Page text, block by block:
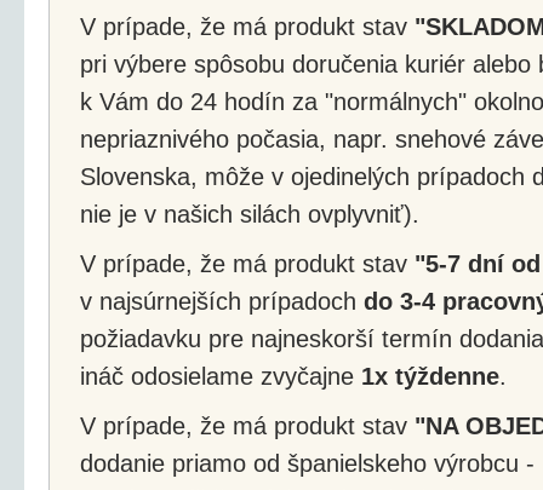
V prípade, že má produkt stav
pri výbere spôsobu doručenia kuriér
k Vám do 24 hodín za "normálnych"
nepriaznivého počasia, napr. snehové
Slovenska, môže v ojedinelých prípadoch
nie je v našich silách ovplyvniť).
V prípade, že má produkt stav "5-7 dní
v najsúrnejších prípadoch do 3-4
požiadavku pre najneskorší termín
ináč odosielame zvyčajne 1x týždenne.
V prípade, že má produkt stav "NA
dodanie priamo od španielskeho výrobcu